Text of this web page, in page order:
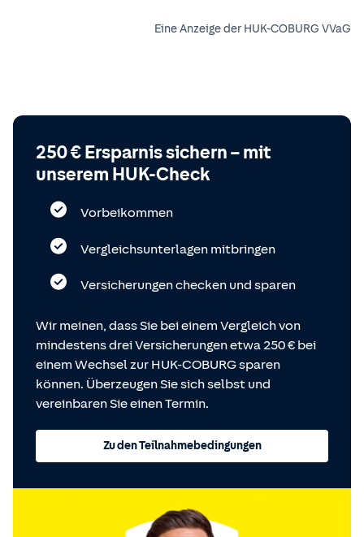
Eine Anzeige der HUK-COBURG VVaG
250 € Ersparnis sichern – mit
unserem HUK-Check
Vorbeikommen
Vergleichsunterlagen mitbringen
Versicherungen checken und sparen
Wir meinen, dass Sie bei einem Vergleich von
mindestens drei Versicherungen etwa 250 € bei
einem Wechsel zur HUK-COBURG sparen
können. Überzeugen Sie sich selbst und
vereinbaren Sie einen Termin.
Zu den Teilnahmebedingungen